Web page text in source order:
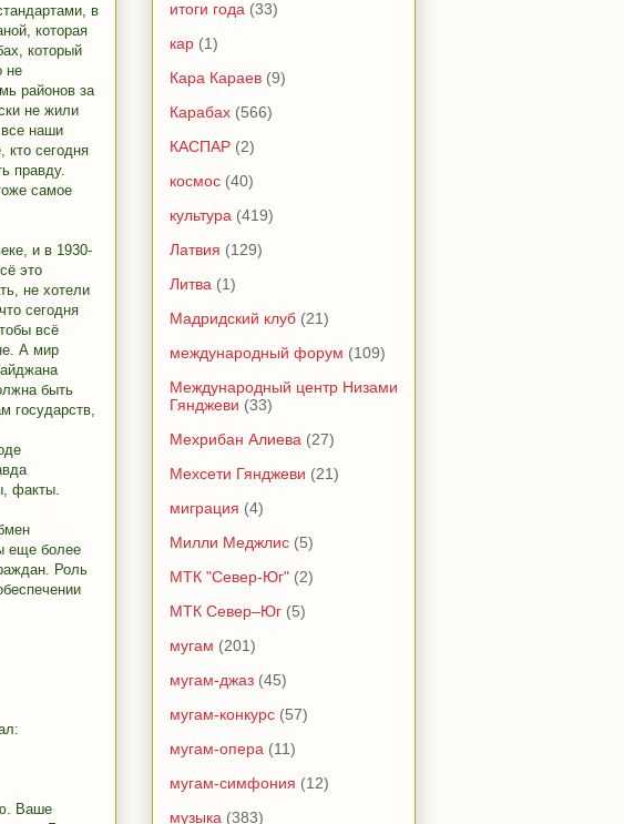
в
которая
который
не
районов за
не жили
наши
кто сегодня
правду.
самое
и в 1930-
это
не хотели
сегодня
всё
А мир
быть
государств,
факты.
еще более
Роль
Ваше
итоги года (33)
кар (1)
Кара Караев (9)
Карабах (566)
КАСПАР (2)
космос (40)
культура (419)
Латвия (129)
Литва (1)
Мадридский клуб (21)
международный форум (109)
Международный центр Низами
Гянджеви (33)
Мехрибан Алиева (27)
Мехсети Гянджеви (21)
миграция (4)
Милли Меджлис (5)
МТК "Север-Юг" (2)
МТК Север–Юг (5)
мугам (201)
мугам-джаз (45)
мугам-конкурс (57)
мугам-опера (11)
мугам-симфония (12)
музыка (383)